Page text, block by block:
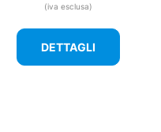
(iva esclusa)
DETTAGLI